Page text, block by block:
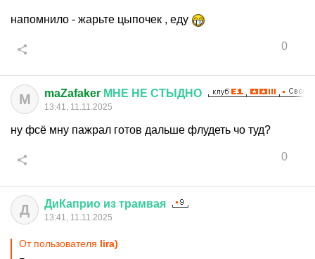
напомнило - жарьте цыпочек , еду
0
M maZafaker МНЕ НЕ СТЫДНО
13:41, 11.11.2025
ну фсё мну пажрал готов дальше флудеть чо туд?
0
Д ДиКаприо из трамвая
13:41, 11.11.2025
От пользователя lira)